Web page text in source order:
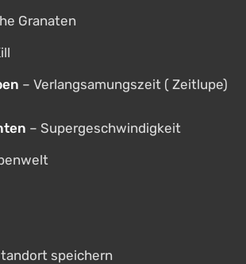
Granaten
– Verlangsamungszeit ( Zeitlupe)
– Supergeschwindigkeit
speichern